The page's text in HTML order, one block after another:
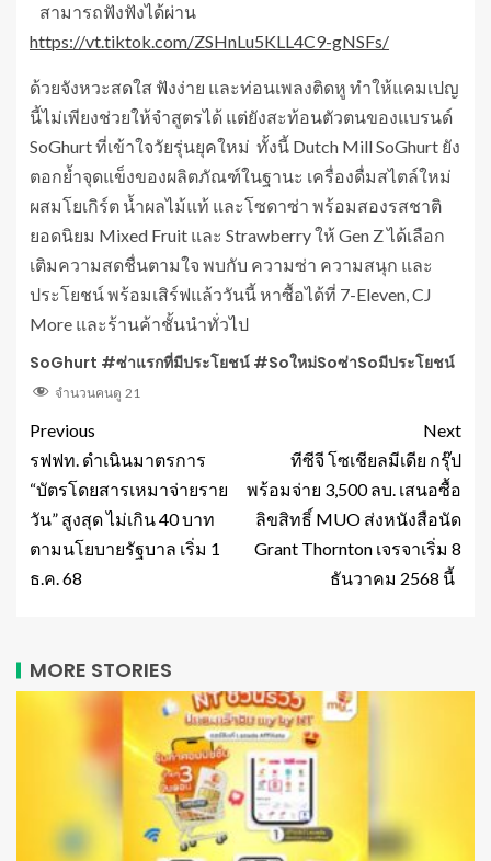
สามารถฟังฟังได้ผ่าน
https://vt.tiktok.com/ZSHnLu5KLL4C9-gNSFs/
ด้วยจังหวะสดใส ฟังง่าย และท่อนเพลงติดหู ทำให้แคมเปญ
นี้ไม่เพียงช่วยให้จำสูตรได้ แต่ยังสะท้อนตัวตนของแบรนด์
SoGhurt ที่เข้าใจวัยรุ่นยุคใหม่ ทั้งนี้ Dutch Mill SoGhurt ยัง
ตอกย้ำจุดแข็งของผลิตภัณฑ์ในฐานะ เครื่องดื่มสไตล์ใหม่
ผสมโยเกิร์ต น้ำผลไม้แท้ และโซดาซ่า พร้อมสองรสชาติ
ยอดนิยม Mixed Fruit และ Strawberry ให้ Gen Z ได้เลือก
เติมความสดชื่นตามใจ พบกับ ความซ่า ความสนุก และ
ประโยชน์ พร้อมเสิร์ฟแล้ววันนี้ หาซื้อได้ที่ 7-Eleven, CJ
More และร้านค้าชั้นนำทั่วไป
SoGhurt #ซ่าแรกที่มีประโยชน์ #Soใหม่Soซ่าSoมีประโยชน์
จำนวนคนดู 21
Previous
รฟฟท. ดำเนินมาตรการ
“บัตรโดยสารเหมาจ่ายราย
วัน” สูงสุด ไม่เกิน 40 บาท
ตามนโยบายรัฐบาล เริ่ม 1
ธ.ค. 68
Next
ทีซีจี โซเชียลมีเดีย กรุ๊ป
พร้อมจ่าย 3,500 ลบ. เสนอซื้อ
ลิขสิทธิ์ MUO ส่งหนังสือนัด
Grant Thornton เจรจาเริ่ม 8
ธันวาคม 2568 นี้
MORE STORIES